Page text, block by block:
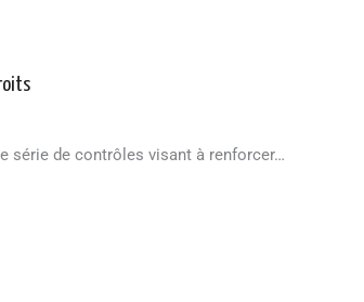
série de contrôles visant à renforcer…